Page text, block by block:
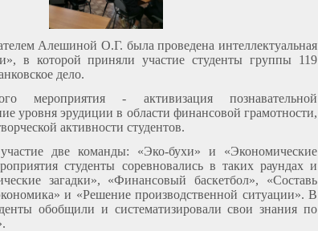
Алешиной О.Г. была проведена интеллектуальная
в которой приняли участие студенты группы 119
дело.
мероприятия - активизация познавательной
уровня эрудиции в области финансовой грамотности,
активности студентов.
две команды: «Эко-бухи» и «Экономические
студенты соревновались в таких раундах и
загадки», «Финансовый баскетбол», «Составь
и «Решение производственной ситуации». В
обобщили и систематизировали свои знания по